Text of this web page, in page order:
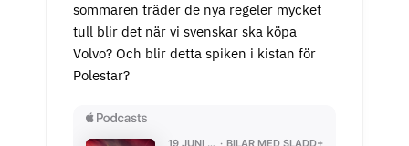
sommaren träder de nya regeler mycket
tull blir det när vi svenskar ska köpa
Volvo? Och blir detta spiken i kistan för
Polestar?